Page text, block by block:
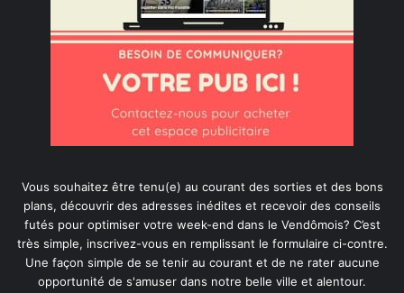
Vous souhaitez être tenu(e) au courant des sorties et des bons
plans, découvrir des adresses inédites et recevoir des conseils
futés pour optimiser votre week-end dans le Vendômois? C’est
très simple, inscrivez-vous en remplissant le formulaire ci-contre.
Une façon simple de se tenir au courant et de ne rater aucune
opportunité de s'amuser dans notre belle ville et alentour.